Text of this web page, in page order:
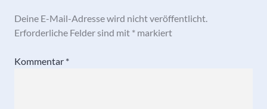
Deine E-Mail-Adresse wird nicht veröffentlicht.
Erforderliche Felder sind mit * markiert
Kommentar *